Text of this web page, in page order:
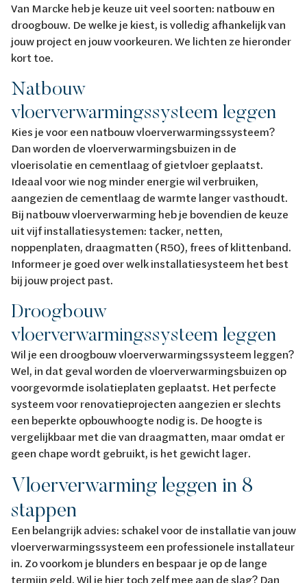
Van Marcke heb je keuze uit veel soorten: natbouw en
droogbouw. De welke je kiest, is volledig afhankelijk van
jouw project en jouw voorkeuren. We lichten ze hieronder
kort toe.
Natbouw
vloerverwarmingssysteem leggen
Kies je voor een natbouw vloerverwarmingssysteem?
Dan worden de vloerverwarmingsbuizen in de
vloerisolatie en cementlaag of gietvloer geplaatst.
Ideaal voor wie nog minder energie wil verbruiken,
aangezien de cementlaag de warmte langer vasthoudt.
Bij natbouw vloerverwarming heb je bovendien de keuze
uit vijf installatiesystemen: tacker, netten,
noppenplaten, draagmatten (R50), frees of klittenband.
Informeer je goed over welk installatiesysteem het best
bij jouw project past.
Droogbouw
vloerverwarmingssysteem leggen
Wil je een droogbouw vloerverwarmingssysteem leggen?
Wel, in dat geval worden de vloerverwarmingsbuizen op
voorgevormde isolatieplaten geplaatst. Het perfecte
systeem voor renovatieprojecten aangezien er slechts
een beperkte opbouwhoogte nodig is. De hoogte is
vergelijkbaar met die van draagmatten, maar omdat er
geen chape wordt gebruikt, is het gewicht lager.
Vloerverwarming leggen in 8
stappen
Een belangrijk advies: schakel voor de installatie van jouw
vloerverwarmingssysteem een professionele installateur
in. Zo voorkom je blunders en bespaar je op de lange
termijn geld. Wil je hier toch zelf mee aan de slag? Dan